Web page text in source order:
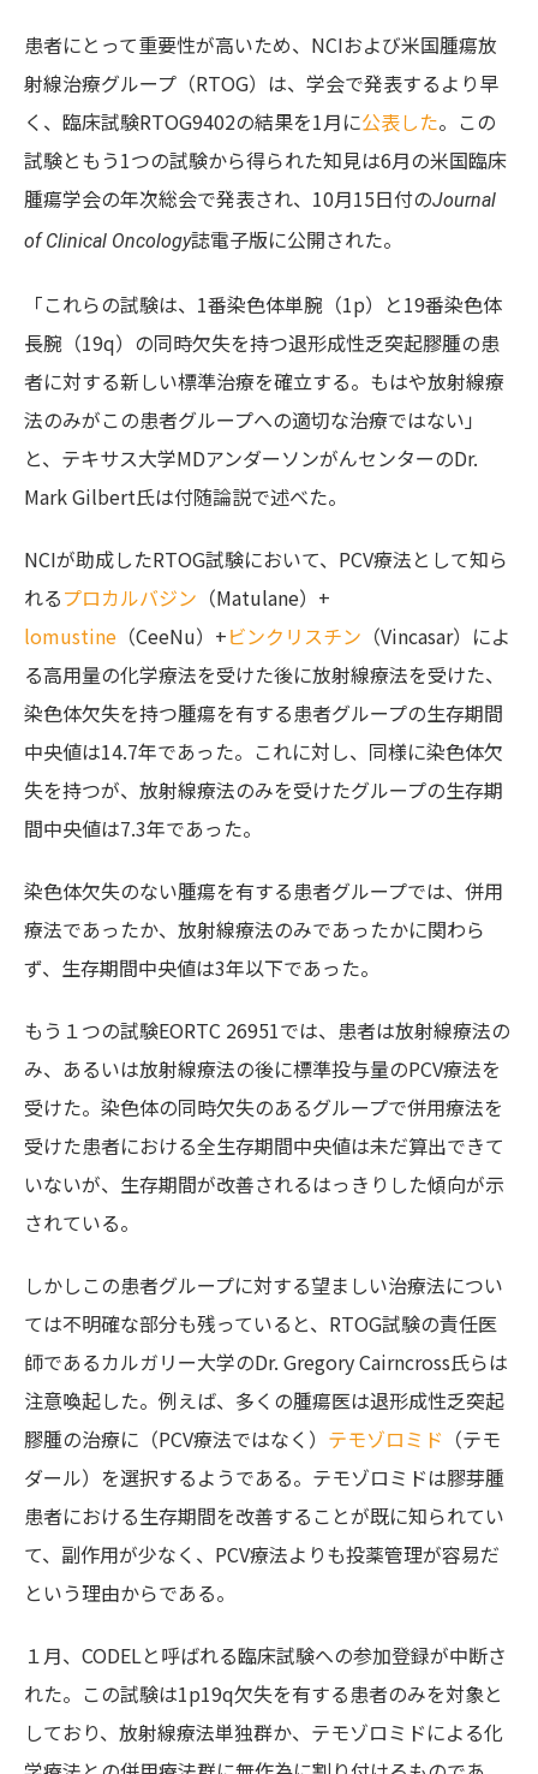
患者にとって重要性が高いため、NCIおよび米国腫瘍放
射線治療グループ（RTOG）は、学会で発表するより早
く、臨床試験RTOG9402の結果を1月に公表した。この
試験ともう1つの試験から得られた知見は6月の米国臨床
腫瘍学会の年次総会で発表され、10月15日付のJournal
of Clinical Oncology誌電子版に公開された。
「これらの試験は、1番染色体単腕（1p）と19番染色体
長腕（19q）の同時欠失を持つ退形成性乏突起膠腫の患
者に対する新しい標準治療を確立する。もはや放射線療
法のみがこの患者グループへの適切な治療ではない」
と、テキサス大学MDアンダーソンがんセンターのDr.
Mark Gilbert氏は付随論説で述べた。
NCIが助成したRTOG試験において、PCV療法として知ら
れるプロカルバジン （Matulane）+
lomustine （CeeNu）+ビンクリスチン （Vincasar）によ
る高用量の化学療法を受けた後に放射線療法を受けた、
染色体欠失を持つ腫瘍を有する患者グループの生存期間
中央値は14.7年であった。これに対し、同様に染色体欠
失を持つが、放射線療法のみを受けたグループの生存期
間中央値は7.3年であった。
染色体欠失のない腫瘍を有する患者グループでは、併用
療法であったか、放射線療法のみであったかに関わら
ず、生存期間中央値は3年以下であった。
もう１つの試験EORTC 26951では、患者は放射線療法の
み、あるいは放射線療法の後に標準投与量のPCV療法を
受けた。染色体の同時欠失のあるグループで併用療法を
受けた患者における全生存期間中央値は未だ算出できて
いないが、生存期間が改善されるはっきりした傾向が示
されている。
しかしこの患者グループに対する望ましい治療法につい
ては不明確な部分も残っていると、RTOG試験の責任医
師であるカルガリー大学のDr. Gregory Cairncross氏らは
注意喚起した。例えば、多くの腫瘍医は退形成性乏突起
膠腫の治療に（PCV療法ではなく） テモゾロミド （テモ
ダール）を選択するようである。テモゾロミドは膠芽腫
患者における生存期間を改善することが既に知られてい
て、副作用が少なく、PCV療法よりも投薬管理が容易だ
という理由からである。
１月、CODELと呼ばれる臨床試験への参加登録が中断さ
れた。この試験は1p19q欠失を有する患者のみを対象と
しており、放射線療法単独群か、テモゾロミドによる化